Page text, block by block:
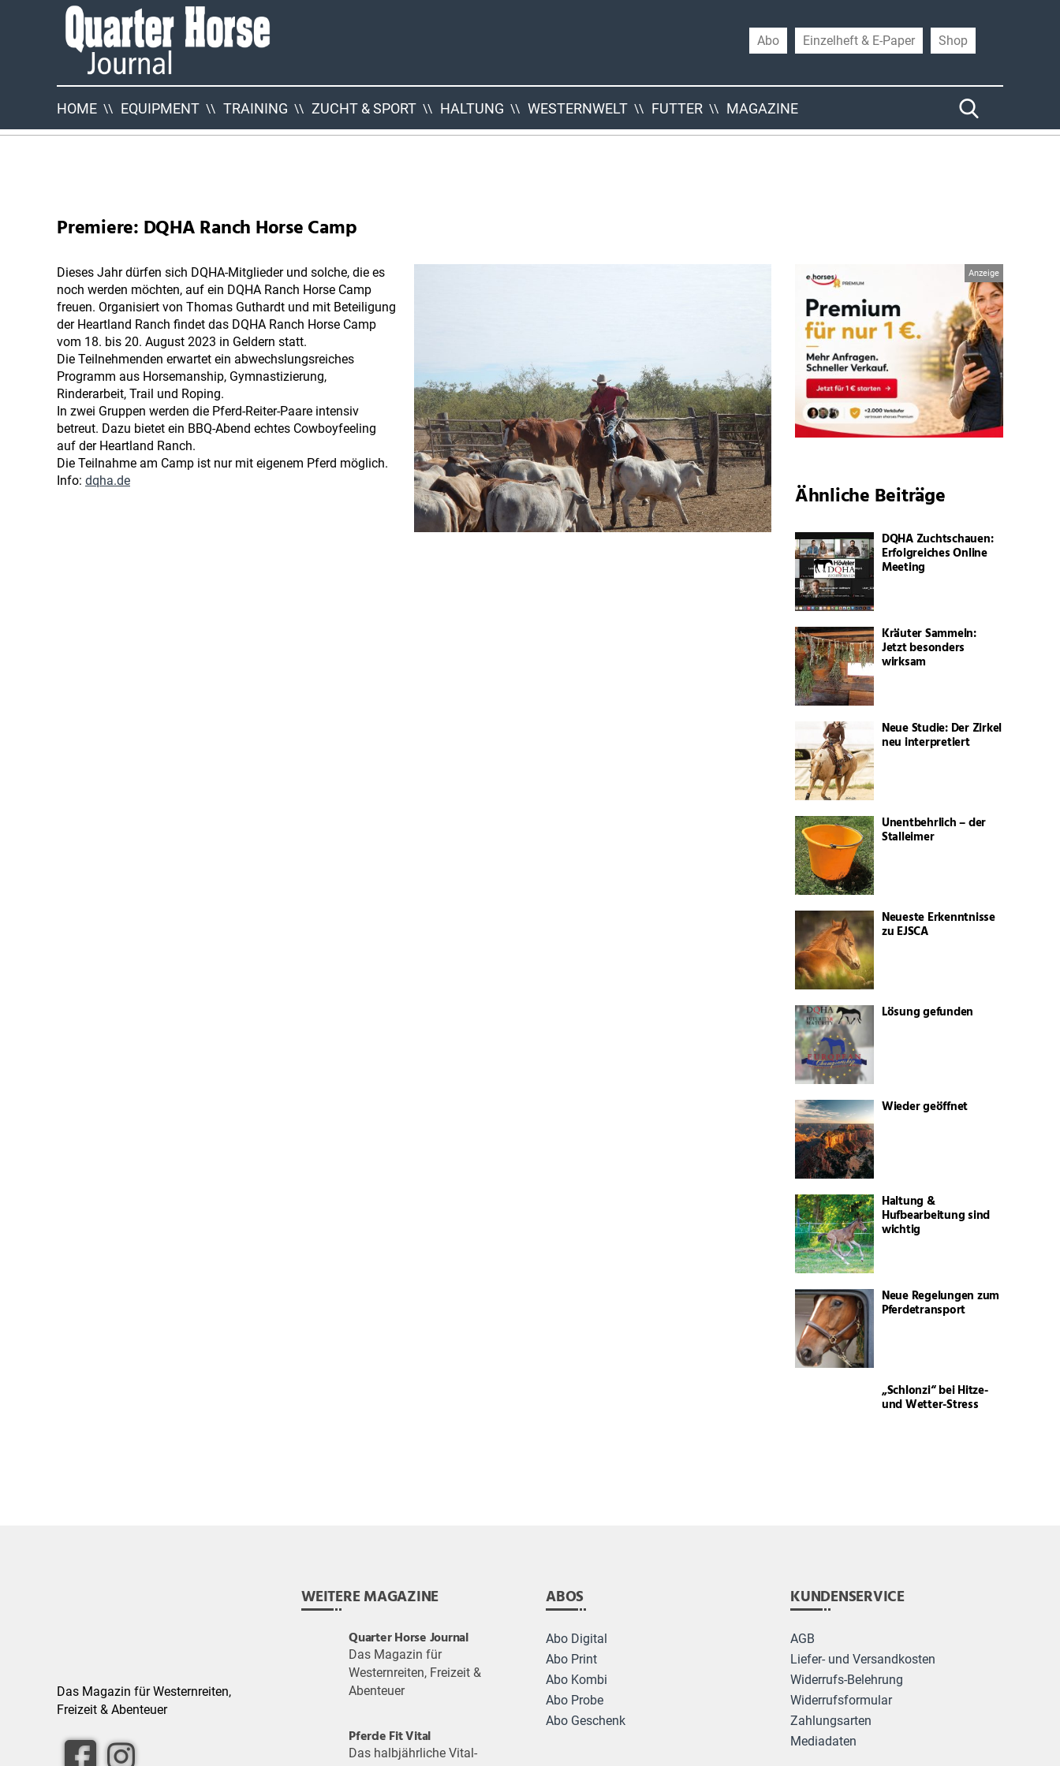
Quarter
Horse
Journal
HOME EQUIPMENT TRAINING ZUCHT & SPORT HALTUNG WESTERNWELT FUTTER MAGAZINE
Abo Einzelheft & E-Paper Shop
QHJ Neuigkeiten
Premiere: DQHA Ranch Horse Camp
Dieses Jahr dürfen sich DQHA-Mitglieder und solche, die es
noch werden möchten, auf ein DQHA Ranch Horse Camp
freuen. Organisiert von Thomas Guthardt und mit Beteiligung
der Heartland Ranch findet das DQHA Ranch Horse Camp
vom 18. bis 20. August 2023 in Geldern statt.
Die Teilnehmenden erwartet ein abwechslungsreiches
Programm aus Horsemanship, Gymnastizierung,
Rinderarbeit, Trail und Roping.
In zwei Gruppen werden die Pferd-Reiter-Paare intensiv
betreut. Dazu bietet ein BBQ-Abend echtes Cowboyfeeling
auf der Heartland Ranch.
Die Teilnahme am Camp ist nur mit eigenem Pferd möglich.
Info: dqha.de
Ähnliche Beiträge
DQHA Zuchtschauen:
Erfolgreiches Online
Meeting
Kräuter Sammeln:
Jetzt besonders
wirksam
Neue Studie: Der Zirkel
neu interpretiert
Unentbehrlich – der
Stalleimer
Neueste Erkenntnisse
zu EJSCA
Lösung gefunden
Wieder geöffnet
Haltung &
Hufbearbeitung sind
wichtig
Neue Regelungen zum
Pferdetransport
„Schlonzi“ bei Hitze-
und Wetter-Stress
Das Magazin für Westernreiten,
Freizeit & Abenteuer
WEITERE MAGAZINE
Quarter Horse Journal
Das Magazin für
Westernreiten, Freizeit &
Abenteuer
Pferde Fit Vital
Das halbjährliche Vital-
ABOS
Abo Digital
Abo Print
Abo Kombi
Abo Probe
Abo Geschenk
KUNDENSERVICE
AGB
Liefer- und Versandkosten
Widerrufs-Belehrung
Widerrufsformular
Zahlungsarten
Mediadaten